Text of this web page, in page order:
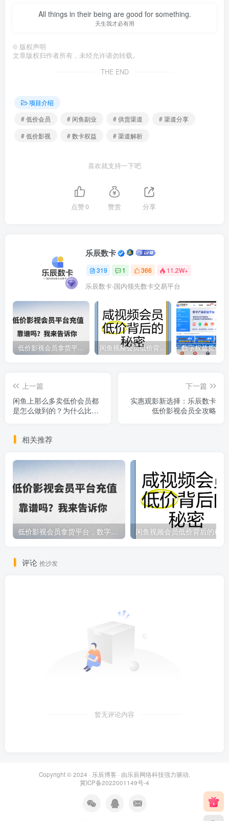
All things in their being are good for something.
天生我才必有用
© 版权声明
文章版权归作者所有，未经允许请勿转载。
THE END
项目介绍
# 低价会员
# 闲鱼副业 # 供货渠道
# 渠道分享
# 低价影视
# 数卡权益 # 渠道解析
喜欢就支持一下吧
点赞0 赞赏 分享
乐辰数卡
319 1 366 11.2W+
乐辰数卡-国内领先数卡交易平台
低价影视会员拿货平台，数字权益卡券优质服务商 闲鱼视频会员低价背后的秘密
上一篇
闲鱼上那么多卖低价会员都
是怎么做到的？为什么比官
下一篇
实惠观影新选择：乐辰数卡
低价影视会员全攻略
相关推荐
低价影视会员拿货平台，数字权益卡券优质服务商 闲鱼视频会员低价背后的秘密
评论 抢沙发
暂无评论内容
Copyright © 2024 · 乐辰博客 · 由乐辰网络科技强力驱动.
冀ICP备2022001149号-4